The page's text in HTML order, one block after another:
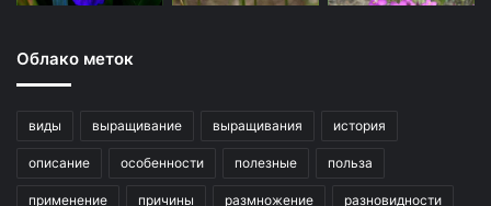
Облако меток
виды выращивание выращивания история
описание особенности полезные польза
применение причины размножение разновидности